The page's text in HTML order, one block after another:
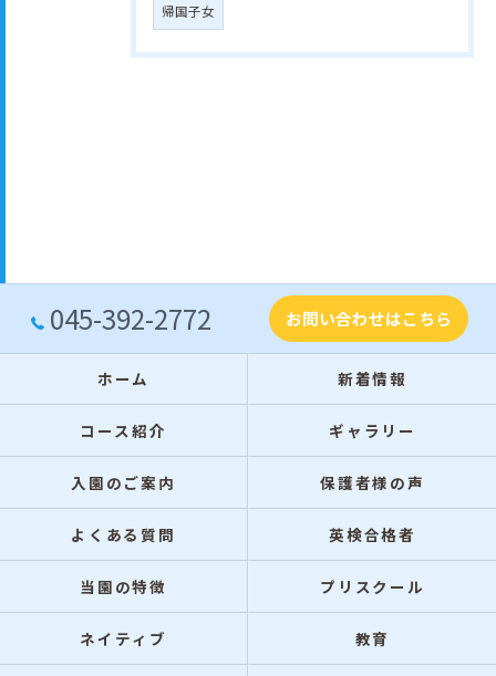
帰国子女
045-392-2772 お問い合わせはこちら
ホーム 新着情報
コース紹介 ギャラリー
入園のご案内 保護者様の声
よくある質問 英検合格者
当園の特徴 プリスクール
ネイティブ 教育